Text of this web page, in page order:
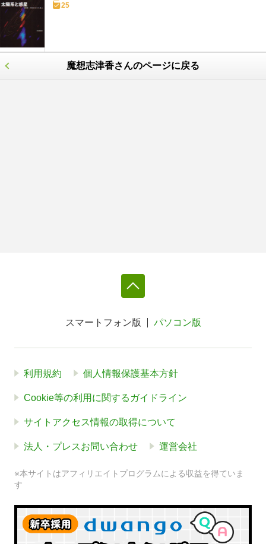
25
魔想志津香さんのページに戻る
スマートフォン版 パソコン版
利用規約 個人情報保護基本方針
Cookie等の利用に関するガイドライン
サイトアクセス情報の取得について
法人・プレスお問い合わせ 運営会社
※本サイトはアフィリエイトプログラムによる収益を得ていま
す